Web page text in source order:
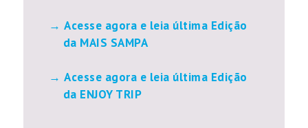
Acesse agora e leia última Edição
da MAIS SAMPA
Acesse agora e leia última Edição
da ENJOY TRIP